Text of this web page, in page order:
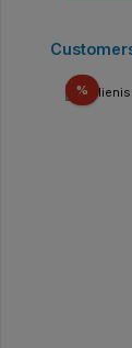
Skip product
%